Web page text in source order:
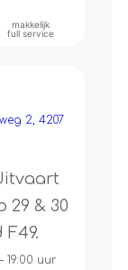
makkelijk
full service
2, 4207
29 & 30
19:00 uur